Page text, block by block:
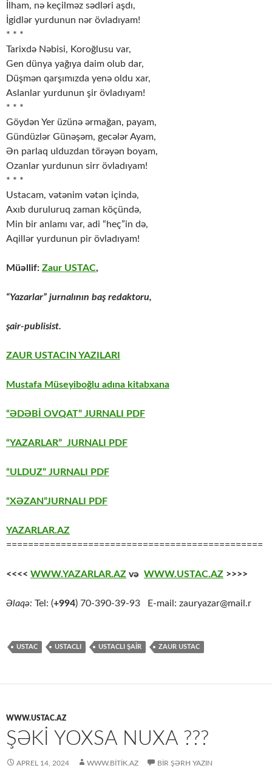
İlham, nə keçilməz sədləri aşdı,
İgidlər yurdunun nər övladıyam!
* * *
Tarixdə Nəbisi, Koroğlusu var,
Gen dünya yağıya daim olub dar,
Düşmən qarşımızda yenə oldu xar,
Aslanlar yurdunun şir övladıyam!
* * *
Göydən Yer üzünə ərmağan, payam,
Gündüzlər Günəşəm, gecələr Ayam,
Ən parlaq ulduzdan törəyən boyam,
Ozanlar yurdunun sirr övladıyam!
* * *
Ustacam, vətənim vətən içində,
Axıb duruluruq zaman köçündə,
Min bir anlamı var, adi “heç”in də,
Aqillər yurdunun pir övladıyam!
Müəllif: Zaur USTAC,
“Yazarlar” jurnalının baş redaktoru,
şair-publisist.
ZAUR USTACIN YAZILARI
Mustafa Müseyiboğlu adına kitabxana
“ƏDƏBİ OVQAT” JURNALI PDF
“YAZARLAR” JURNALI PDF
“ULDUZ” JURNALI PDF
“XƏZAN”JURNALI PDF
YAZARLAR.AZ
===============================================
<<<< WWW.YAZARLAR.AZ və WWW.USTAC.AZ >>>>
Əlaqə: Tel: (+994) 70-390-39-93 E-mail: zauryazar@mail.r
USTAC USTACLI USTACLI ŞAİR ZAUR USTAC
WWW.USTAC.AZ
ŞƏKİ YOXSA NUXA ???
APREL 14, 2024 WWW.BITIK.AZ BIR ŞƏRH YAZIN